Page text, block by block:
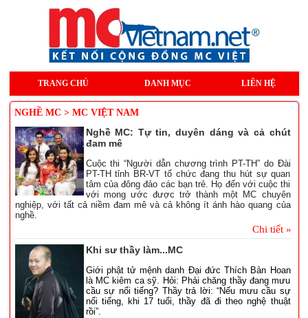
TRANG CHỦ DANH MỤC LIÊN HỆ
NGHỀ MC > MC VIỆT NAM
Nghề MC: Tự tin, duyên dáng và cả chút
đam mê
Cuộc thi “Người dẫn chương trình PT-TH” do Đài
PT-TH tỉnh BR-VT tổ chức đang thu hút sự quan
tâm của đông đảo các bạn trẻ. Họ đến với cuộc thi
với mong ước được trở thành một MC chuyên
nghiệp, với tất cả niềm đam mê và cả không ít ánh hào quang của
nghề.
Chi tiết »
Khi sư thầy làm...MC
Giới phật tử mệnh danh Đại đức Thích Bản Hoan
là MC kiêm ca sỹ. Hỏi: Phải chăng thầy đang mưu
cầu sự nổi tiếng? Thầy trả lời: “Nếu mưu cầu sự
nổi tiếng, khi 17 tuổi, thầy đã đi theo nghệ thuật
rồi”.